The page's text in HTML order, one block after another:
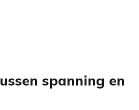
spanning en